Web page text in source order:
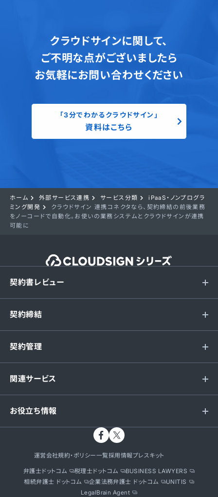
クラウドサインに関して、
ご不明な点がございましたら
お気軽にお問い合わせください
「3分でわかるクラウドサイン」
資料はこちら
ホーム 外部サービス連携 サービス分類
iPaaS・ノンプログラ
ミング開発
クラウドサイン 連携コネクタなら、契約締結の前後業務
をノーコードで自動化。お使いの業務システムとクラウドサインが連携
可能に
契約書レビュー
契約締結
契約管理
関連サービス
お役立ち情報
運営会社規約・ポリシー一覧採用情報プレスキット
弁護士ドットコム 税理士ドットコム
BUSINESS LAWYERS
相続弁護士 ドットコム
企業法務弁護士 ドットコム
UNITIS
LegalBrain Agent